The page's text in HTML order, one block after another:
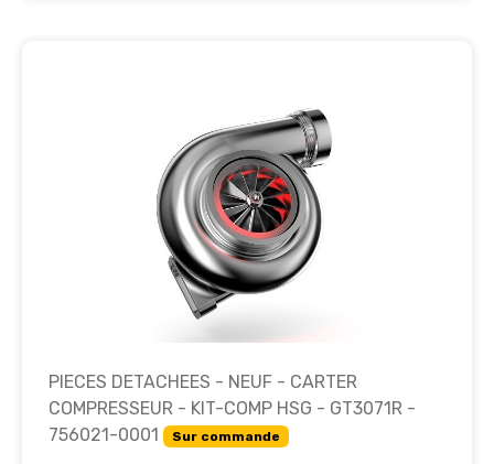
PIECES DETACHEES - NEUF - CARTER
COMPRESSEUR - KIT-COMP HSG - GT3071R -
756021-0001
Sur commande